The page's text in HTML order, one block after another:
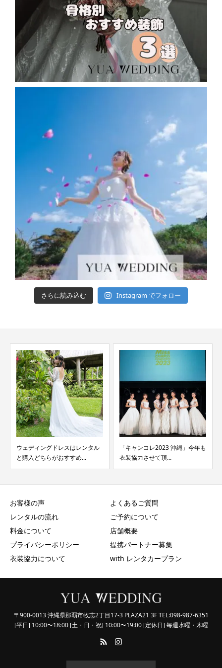
さらに読み込む Instagram でフォロー
レスはレンタル
おすすめ...
「キャンコレ2023 沖縄」今年も
衣装協力させて頂...
ウェディングドレ
と購入どちらがお
お客様の声
レンタルの流れ
料金について
プライバシーポリシー
衣装協力について
よくあるご質問
ご予約について
店舗概要
提携パートナー募集
with レンタカープラン
〒900-0013 沖縄県那覇市牧志2丁目17-3 PLAZA21 3F TEL:098-987-6351
[平日] 10:00〜18:00 [土・日・祝] 10:00〜19:00 [定休日] 毎週水曜・木曜